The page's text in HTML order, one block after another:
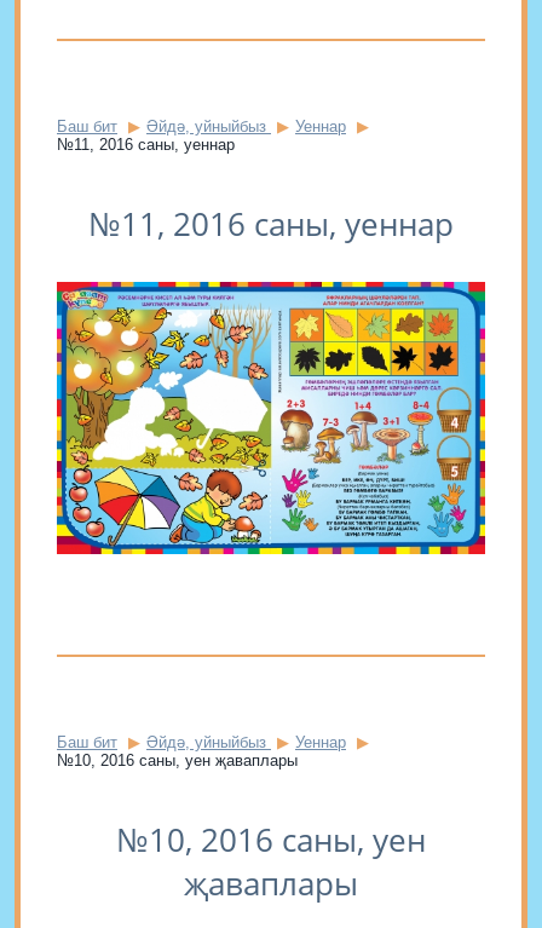
Баш бит Әйдә, уйныйбыз
Уеннар
№11, 2016 саны, уеннар
№11, 2016 саны, уеннар
Баш бит Әйдә, уйныйбыз
Уеннар
№10, 2016 саны, уен җаваплары
№10, 2016 саны, уен
җаваплары